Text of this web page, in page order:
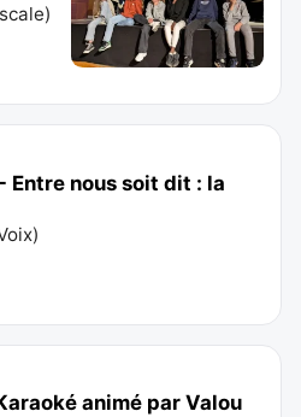
)
Entre nous soit dit : la
)
animé par Valou